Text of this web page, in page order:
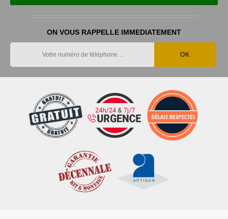
ON VOUS RAPPELLE IMMEDIATEMENT